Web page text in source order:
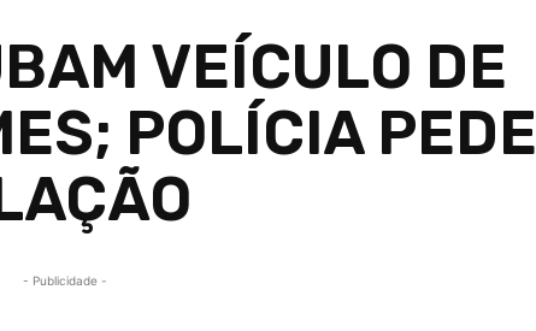
VEÍCULO DE
POLÍCIA PEDE
- Publicidade -